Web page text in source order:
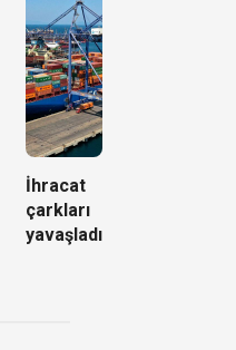
İhracat
çarkları
yavaşladı